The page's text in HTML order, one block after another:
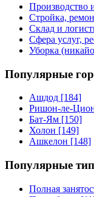
Производство
Стройка,
Склад и
Сфера услуг,
Уборка
Популярные
Ашдод [184]
Ришон-ле-
Бат-Ям [150]
Холон [149]
Ашкелон [148]
Популярные
Полная